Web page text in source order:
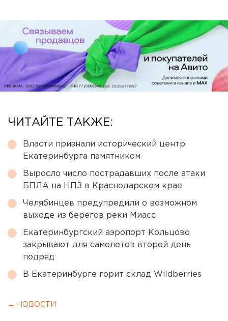
ЧИТАЙТЕ ТАКЖЕ:
Власти признали исторический центр
Екатеринбурга памятником
Выросло число пострадавших после атаки
БПЛА на НПЗ в Краснодарском крае
Челябинцев предупредили о возможном
выходе из берегов реки Миасс
Екатеринбургский аэропорт Кольцово
закрывают для самолетов второй день
подряд
В Екатеринбурге горит склад Wildberries
← НОВОСТИ